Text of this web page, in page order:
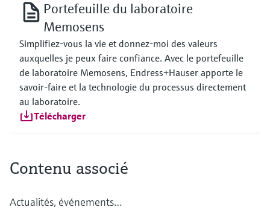
Portefeuille du laboratoire
Memosens
Simplifiez-vous la vie et donnez-moi des valeurs
auxquelles je peux faire confiance. Avec le portefeuille
de laboratoire Memosens, Endress+Hauser apporte le
savoir-faire et la technologie du processus directement
au laboratoire.
Télécharger
Contenu associé
Actualités, événements…